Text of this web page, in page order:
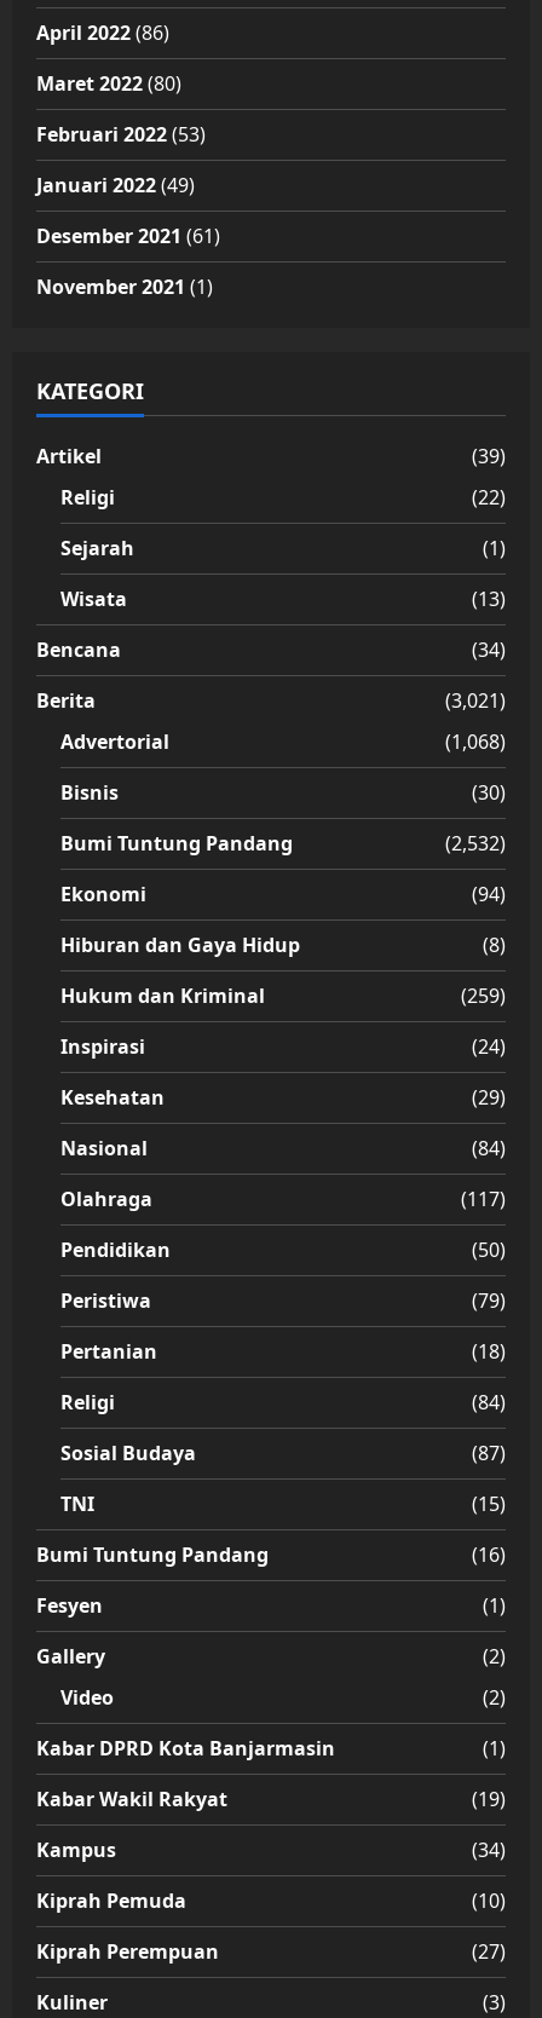
April 2022(86)
Maret 2022(80)
Februari 2022(53)
Januari 2022(49)
Desember 2021 (61)
November 2021 (1)
KATEGORI
Artikel
(39)
Religi
(22)
Sejarah
(1)
Wisata
(13)
Bencana
(34)
Berita
(3,021)
Advertorial
(1,068)
Bisnis
(30)
Bumi Tuntung Pandang
(2,532)
Ekonomi
(94)
Hiburan dan Gaya Hidup
(8)
Hukum dan Kriminal
(259)
Inspirasi
(24)
Kesehatan
(29)
Nasional
(84)
Olahraga
(117)
Pendidikan
(50)
Peristiwa
(79)
Pertanian
(18)
Religi
(84)
Sosial Budaya
(87)
TNI
(15)
Bumi Tuntung Pandang
(16)
Fesyen
(1)
Gallery
(2)
Video
(2)
Kabar DPRD Kota Banjarmasin
(1)
Kabar Wakil Rakyat
(19)
Kampus
(34)
Kiprah Pemuda
(10)
Kiprah Perempuan
(27)
Kuliner
(3)